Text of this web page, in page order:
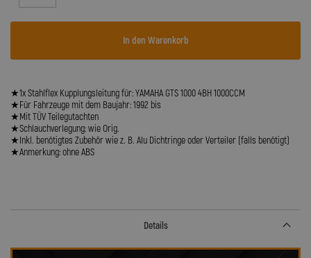
In den Warenkorb
★1x Stahlflex Kupplungsleitung für: YAMAHA GTS 1000 4BH 1000CCM
★Für Fahrzeuge mit dem Baujahr: 1992 bis
★Mit TÜV Teilegutachten
★Schlauchverlegung: wie Orig.
★Inkl. benötigtes Zubehör wie z. B. Alu Dichtringe oder Verteiler (falls benötigt)
★Anmerkung: ohne ABS
Details